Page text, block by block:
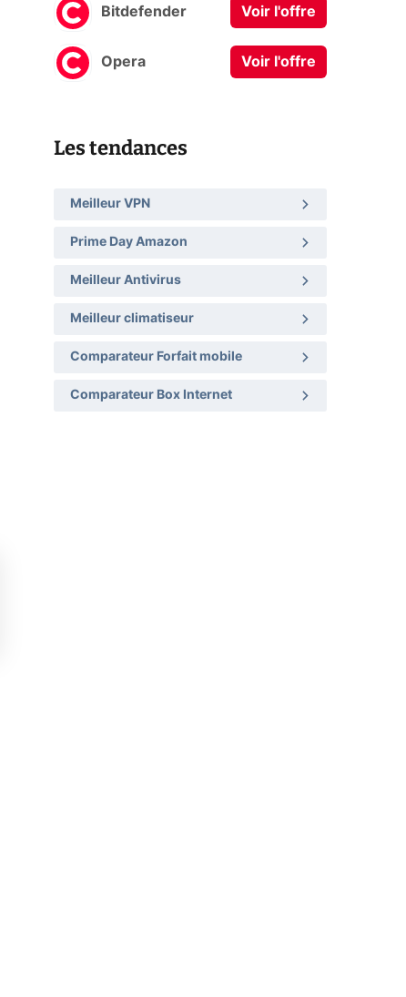
Bitdefender Voir l'offre
Opera Voir l'offre
Les tendances
Meilleur VPN
Prime Day Amazon
Meilleur Antivirus
Meilleur climatiseur
Comparateur Forfait mobile
Comparateur Box Internet